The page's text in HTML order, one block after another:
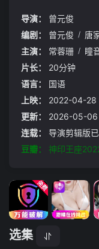
皓晨坚守骑士精神，
为人类的生存与尊严
伴与最珍贵的爱人。
酿，更深的秘密也等
导演：
曾元俊
编剧：
曾元俊 / 唐
主演：
常蓉珊 / 瞳
片长：
20分钟
语言：
国语
上映：
2022-04-28
更新：
2026-05-06
连载：
导演剪辑版
豆瓣：
神印王座
选集